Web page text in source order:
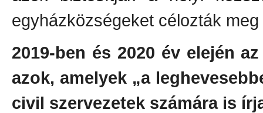
egyházközségeket célozták
2019-ben és 2020 év elején
azok, amelyek „a
civil szervezetek számára is